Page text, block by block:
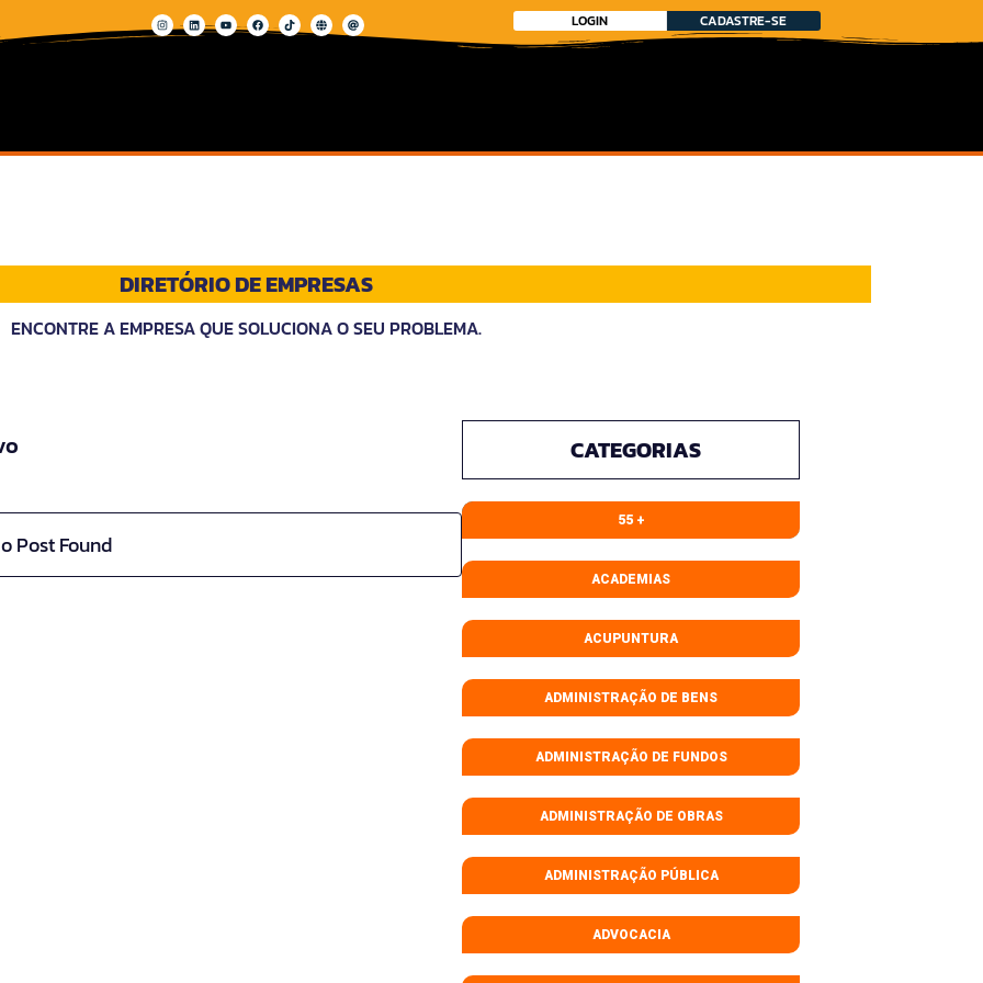
LOGIN CADASTRE-SE
DIRETÓRIO DE EMPRESAS
ENCONTRE A EMPRESA QUE SOLUCIONA O SEU PROBLEMA.
Post Found
CATEGORIAS
55 +
ACADEMIAS
ACUPUNTURA
ADMINISTRAÇÃO DE BENS
ADMINISTRAÇÃO DE FUNDOS
ADMINISTRAÇÃO DE OBRAS
ADMINISTRAÇÃO PÚBLICA
ADVOCACIA